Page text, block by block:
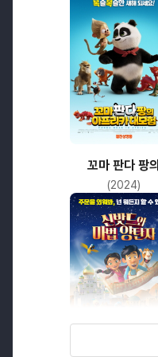
꼬마 판다 팡의
아프리카 대모험
(2024)